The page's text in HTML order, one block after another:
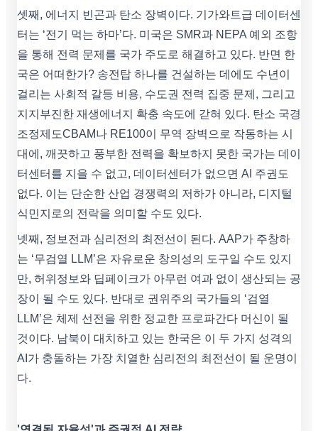
셋째, 에너지 빈곤과 탄소 장벽이다. 기가와트급 데이터센
터는 ‘전기 먹는 하마’다. 미국은 SMR과 NEPA 예외 조항
을 통해 전력 문제를 국가 주도로 해결하고 있다. 반면 한
국은 어떠한가? 송전탑 하나를 건설하는 데에도 수년이
걸리는 사회적 갈등 비용, 수도권 전력 집중 문제, 그리고
지지부진한 재생에너지 확충 속도에 갇혀 있다. 탄소 국경
조정제도CBAM나 RE100이 무역 장벽으로 작동하는 시
대에, 깨끗하고 풍부한 전력을 확보하지 못한 국가는 데이
터센터를 지을 수 없고, 데이터센터가 없으면 AI 주권도
없다. 이는 단순한 산업 경쟁력의 저하가 아니라, 디지털
식민지로의 전락을 의미할 수도 있다.
넷째, 정보전과 심리전의 최전선이 된다. AAP가 주창하
는 ‘무검열 LLM’은 자유로운 창의성의 도구일 수도 있지
만, 허위정보와 딥페이크가 아무런 여과 없이 생산되는 공
장이 될 수도 있다. 반대로 권위주의 국가들의 ‘검열
LLM’은 체제 선전을 위한 정교한 프로파간다 머신이 될
것이다. 남북이 대치하고 있는 한국은 이 두 가지 성격의
AI가 충돌하는 가장 치열한 심리전의 최전선이 될 운명이
다.